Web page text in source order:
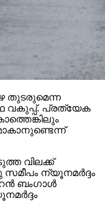
തുടരുമെന്ന
വകുപ്പ്. പ്രത്യേക
വിലക്ക്
ന്യൂനമര്‍ദ്ദം
ബംഗാള്‍